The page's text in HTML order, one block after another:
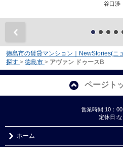
谷口渉
徳島市の賃貸マンション｜NewStories(ニ
探す > 徳島市 > アヴァン ドゥースB
ページト
営業時間:10：
定休日:な
ホーム